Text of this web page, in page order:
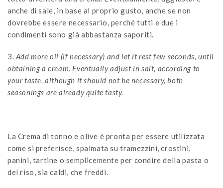
anche di sale, in base al proprio gusto, anche se non
dovrebbe essere necessario, perché tutti e due i
condimenti sono già abbastanza saporiti.
3. Add more oil (if necessary) and let it rest few seconds, until
obtaining a cream. Eventually adjust in salt, according to
your taste, although it should not be necessary, both
seasonings are already quite tasty.
La Crema di tonno e olive è pronta per essere utilizzata
come si preferisce, spalmata su tramezzini, crostini,
panini, tartine o semplicemente per condire della pasta o
del riso, sia caldi, che freddi.